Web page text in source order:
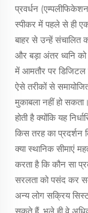
प्रवर्धन
स्पीकर में पहले से ही एक
बाहर से उन्हें
और बड़ा अंतर ध्वनि
में आमतौर पर डिजिटल
ऐसे तरीकों से
मुकाबला नहीं हो
होती है क्योंकि यह
किस तरह का प्रदर्शन
क्या स्थानिक सीमाएं
करता है कि कौन सा
सरलता को पसंद कर
अन्य लोग सक्रिय